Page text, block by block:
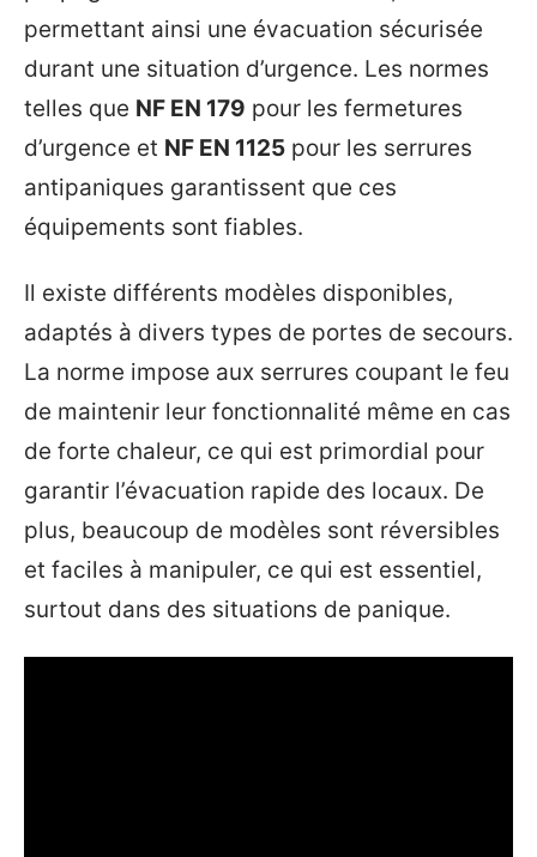
permettant ainsi une évacuation sécurisée
durant une situation d’urgence. Les normes
telles que NF EN 179 pour les fermetures
d’urgence et NF EN 1125 pour les serrures
antipaniques garantissent que ces
équipements sont fiables.
Il existe différents modèles disponibles,
adaptés à divers types de portes de secours.
La norme impose aux serrures coupant le feu
de maintenir leur fonctionnalité même en cas
de forte chaleur, ce qui est primordial pour
garantir l’évacuation rapide des locaux. De
plus, beaucoup de modèles sont réversibles
et faciles à manipuler, ce qui est essentiel,
surtout dans des situations de panique.